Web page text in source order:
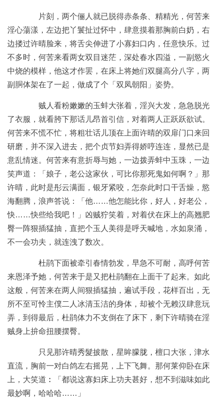
片刻，两个俪人就已脱得赤条条、精精光，何苦来
淫心蕩漾，左边把丫鬟扯过怀中，肆意摸着那胸前白奶，右
边搂过许晴脸来，将舌尖伸进了小寡妇口内，任意快乐。过
不多时，何苦来看两女双目迷茫，深处春水四溢，一副慾火
中烧的模样，他这才作罢，在床上将她们双腿高分八字，两
副胴体架在了一起，做成了个「双凤朝阳」姿势。
贼人看粉嫩嫩的玉蚌大张着，淫兴大发，急急脱光
了衣服，就看胯下那话儿昂首引信，对着两人正跃跃欲试。
何苦来不慌不忙，将粗壮话儿顶在上面许晴的双扉门口来回
研磨，并不深入进去，把个贞节妇弄得娇哼连连，显然已是
意乱情迷。何苦来有意折辱与她，一边拨弄蚌中玉珠，一边
笑声道：「娘子，老公这家伙，可比你那死鬼如何啊？」那
许晴，此时是彤云满面，银牙紧咬，怎奈此时口干舌燥，慾
海翻腾，浪声答说：「他……他怎能比你，好人，好老公，
快……快些给我吧！」凶贼狞笑着，对着伏在床上的高翘肥
臀一阵狠插猛抽，直把个玉人美得是呼天喊地，水如泉涌，
不一会功夫，就连洩了数次。
杜鹃下面被牵引春情勃发，早急不可耐，高呼何苦
来恩泽予她，何苦来于是又把杜鹃翻在上面干了起来。如此
这般，何苦来在两人间狠插猛抽，遍试手段，花样百出，无
所不至可怜主僕二人冰清玉洁的身体，却被个无赖汉肆意玩
弄，到得最后，杜鹃体力不支倒在了床下，剩下许晴骑在淫
贼身上拚命扭腰摆臀。
只见那许晴秀髮披散，星眸朦胧，檀口大张，津水
直流，胸前一对白鸽左右摇晃，上下飞舞。那何莱仰卧在床
上，大笑道︰「都说这寡妇床上功夫甚好，想不到滋味如此
最妙啊，哈哈哈……」